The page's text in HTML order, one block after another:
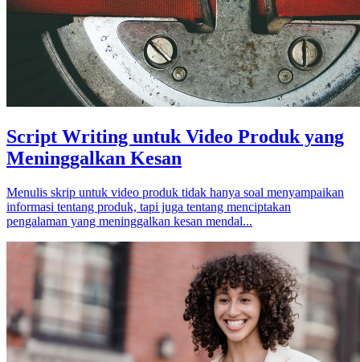
Script Writing untuk Video Produk yang
Meninggalkan Kesan
Menulis skrip untuk video produk tidak hanya soal menyampaikan
informasi tentang produk, tapi juga tentang menciptakan
pengalaman yang meninggalkan kesan mendal...